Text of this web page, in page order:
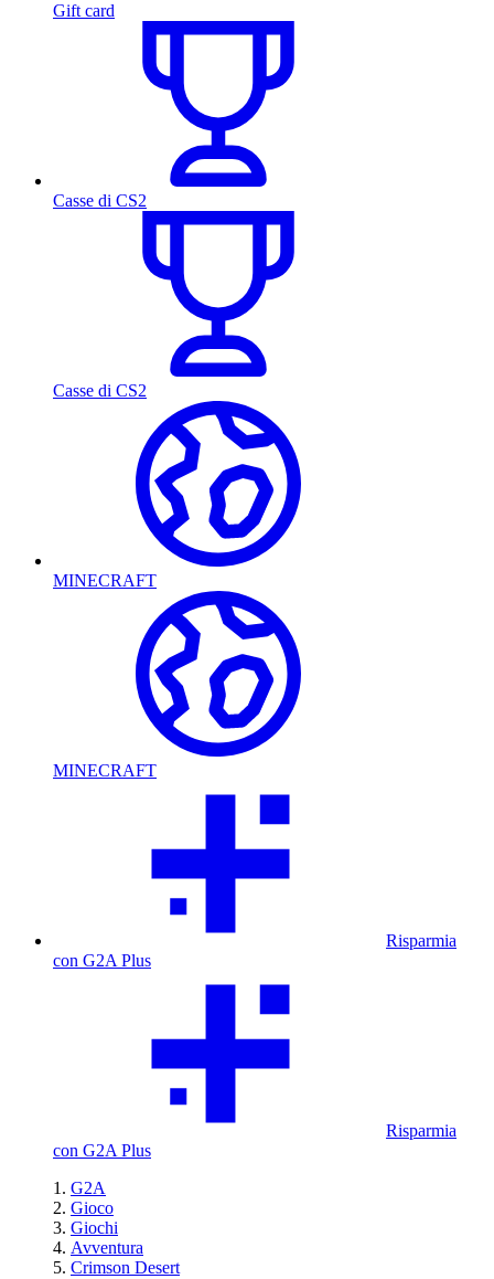
Gift card
Casse di CS2
Casse di CS2
MINECRAFT
MINECRAFT
Risparmia
con G2A Plus
Risparmia
con G2A Plus
G2A
Gioco
Giochi
Avventura
Crimson Desert